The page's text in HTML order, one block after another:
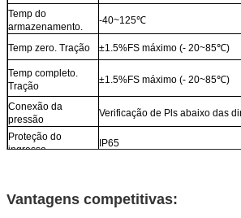
Temp do
armazenamento.
-40~125℃
Temp zero. Tração ±1.5%FS máximo (- 20~85℃)
Temp completo.
Tração
±1.5%FS máximo (- 20~85℃)
Conexão da
pressão
Verificação de Pls abaixo das
Proteção do
ingresso
IP65
Vantagens competitivas: